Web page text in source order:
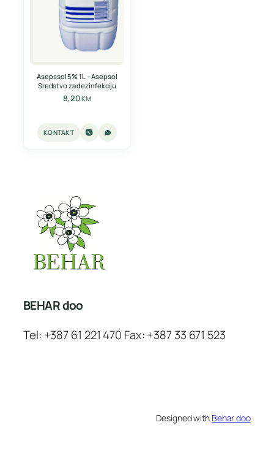
Asepssol 5% 1L – Asepsol
Sredstvo za dezinfekciju
8,20KM
KONTAKT
BEHAR doo
Tel: +387 61 221 470 Fax: +387 33 671 523
Designed with Behar doo